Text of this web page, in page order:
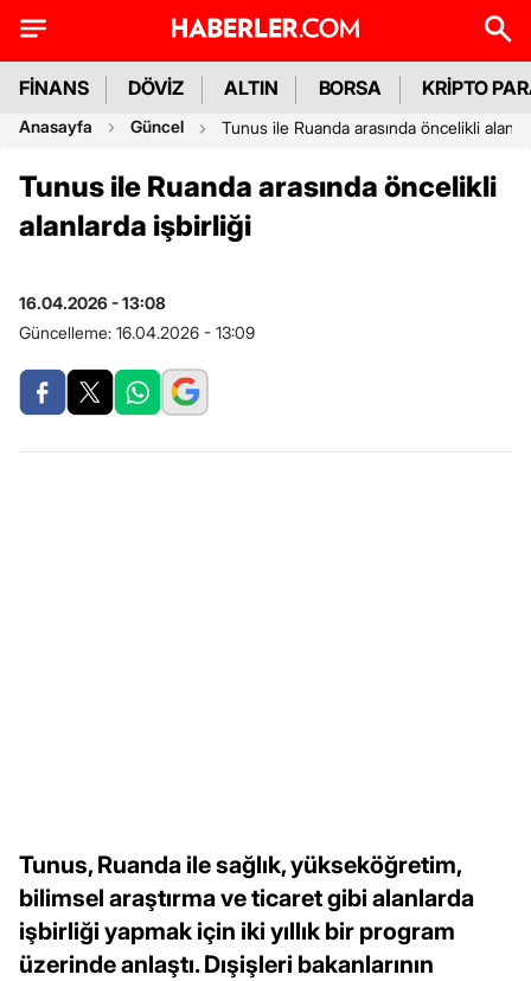
FİNANS DÖVİZ ALTIN BORSA KRİPTO
Anasayfa Güncel Tunus ile Ruanda arasında öncelikli
Tunus ile Ruanda arasında öncelikli
alanlarda işbirliği
16.04.2026 - 13:08
Güncelleme: 16.04.2026 - 13:09
Tunus, Ruanda ile sağlık, yükseköğretim,
bilimsel araştırma ve ticaret gibi alanlarda
işbirliği yapmak için iki yıllık bir program
üzerinde anlaştı. Dışişleri bakanlarının